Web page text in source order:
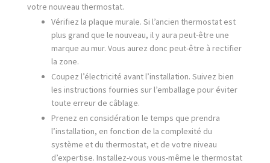
votre nouveau thermostat.
Vérifiez la plaque murale. Si l’ancien thermostat est
plus grand que le nouveau, il y aura peut-être une
marque au mur. Vous aurez donc peut-être à rectifier
la zone.
Coupez l’électricité avant l’installation. Suivez bien
les instructions fournies sur l’emballage pour éviter
toute erreur de câblage.
Prenez en considération le temps que prendra
l’installation, en fonction de la complexité du
système et du thermostat, et de votre niveau
d’expertise. Installez-vous vous-même le thermostat